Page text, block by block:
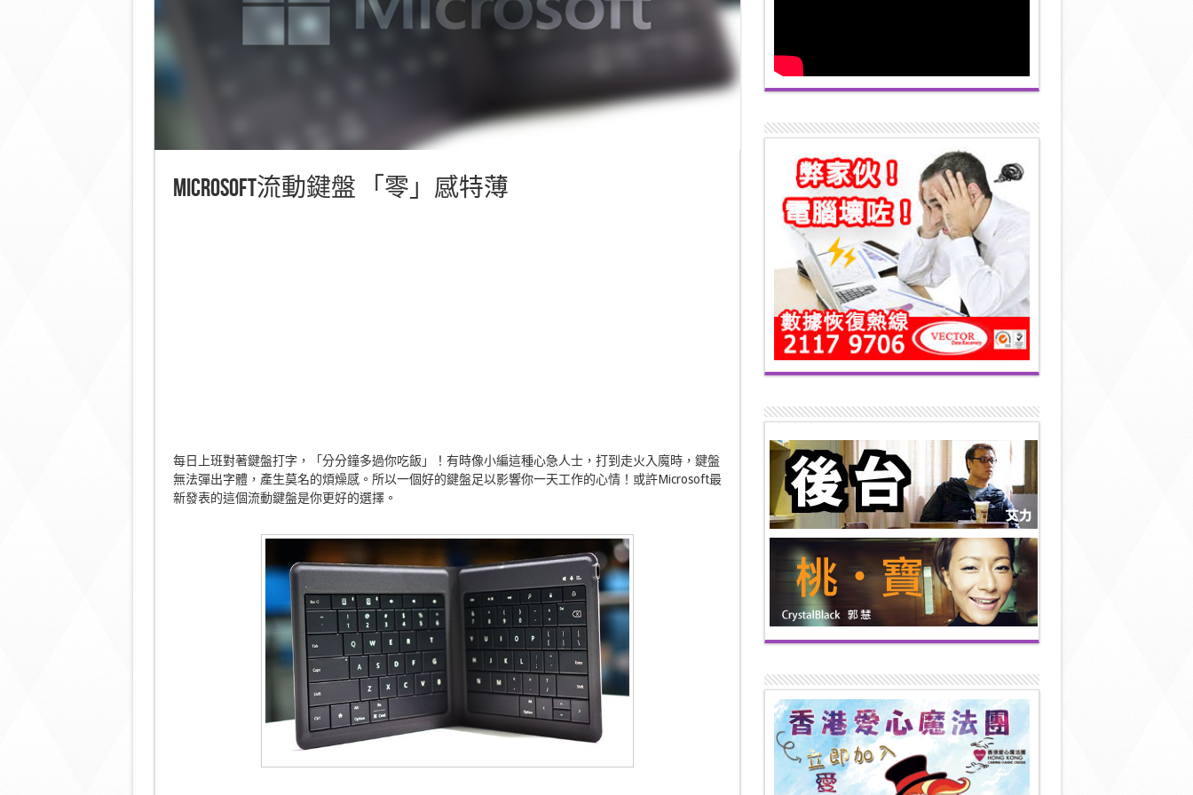
Microsoft流動鍵盤 「零」感特薄
每日上班對著鍵盤打字，「分分鐘多過你吃飯」！有時像小編這種心急人士，打到走火入魔時，鍵盤
無法彈出字體，產生莫名的煩燥感。所以一個好的鍵盤足以影響你一天工作的心情！或許Microsoft最
新發表的這個流動鍵盤是你更好的選擇。